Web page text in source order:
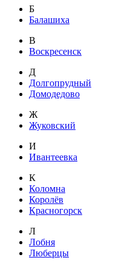
Б
Балашиха
В
Воскресенск
Д
Долгопрудный
Домодедово
Ж
Жуковский
И
Ивантеевка
К
Коломна
Королёв
Красногорск
Л
Лобня
Люберцы